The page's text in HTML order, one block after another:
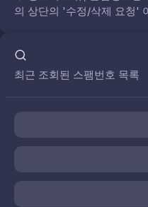
의 상단의 '수정/삭제 요청'
최근 조회된 스팸번호 목록